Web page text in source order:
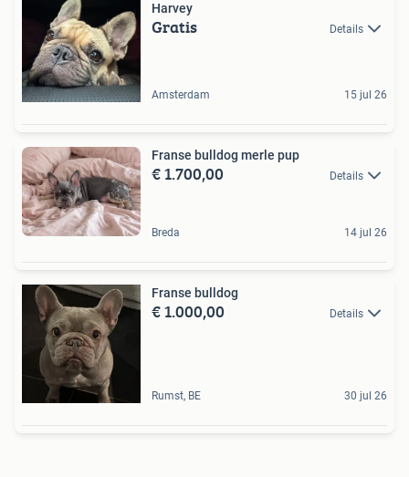
Harvey
Gratis Details
Amsterdam 15 jul 26
Franse bulldog merle pup
€ 1.700,00 Details
Breda 14 jul 26
Franse bulldog
€ 1.000,00 Details
Rumst, BE 30 jul 26